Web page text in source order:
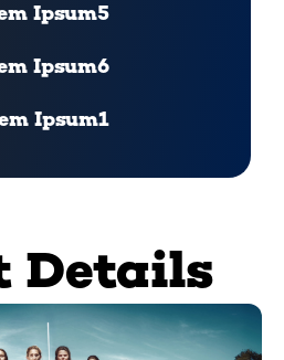
Ipsum5
Ipsum6
Ipsum1
Details